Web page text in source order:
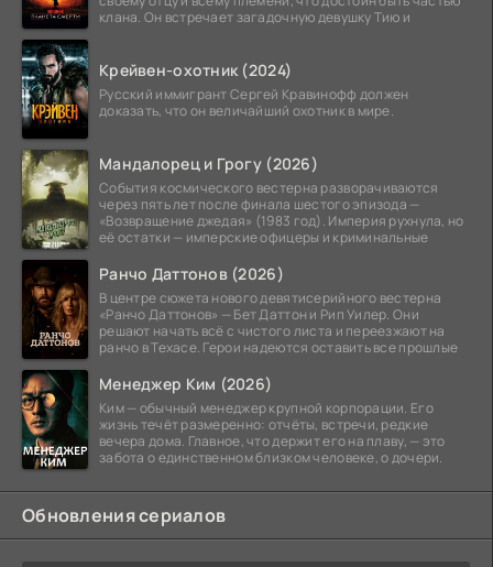
клана. Он встречает загадочную девушку Тию и
Крейвен-охотник (2024)
Русский иммигрант Сергей Кравинофф должен
доказать, что он величайший охотник в мире.
Мандалорец и Грогу (2026)
События космического вестерна разворачиваются
через пять лет после финала шестого эпизода —
«Возвращение джедая» (1983 год). Империя рухнула, но
её остатки — имперские офицеры и криминальные
Ранчо Даттонов (2026)
В центре сюжета нового девятисерийного вестерна
«Ранчо Даттонов» — Бет Даттон и Рип Уилер. Они
решают начать всё с чистого листа и переезжают на
ранчо в Техасе. Герои надеются оставить все прошлые
Менеджер Ким (2026)
Ким — обычный менеджер крупной корпорации. Его
жизнь течёт размеренно: отчёты, встречи, редкие
вечера дома. Главное, что держит его на плаву, — это
забота о единственном близком человеке, о дочери.
Обновления сериалов